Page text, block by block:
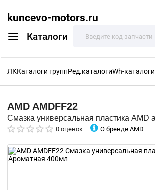
kuncevo-motors.ru
Каталоги
ЛККаталоги группРед.каталогиWh-каталоги
AMD AMDFF22
Смазка универсальная пластика AMD
0 оценок О бренде AMD